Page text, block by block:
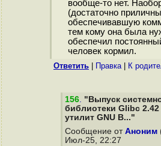
вообще-то нет.
(достаточно
обеспечивавшую
тем кому она была
обеспечил
человек кормил.
Ответить Правка| К
156. "Выпуск
библиотеки Glibc
утилит GNU B..."
Сообщение от Аноним
Июл-25, 22:27